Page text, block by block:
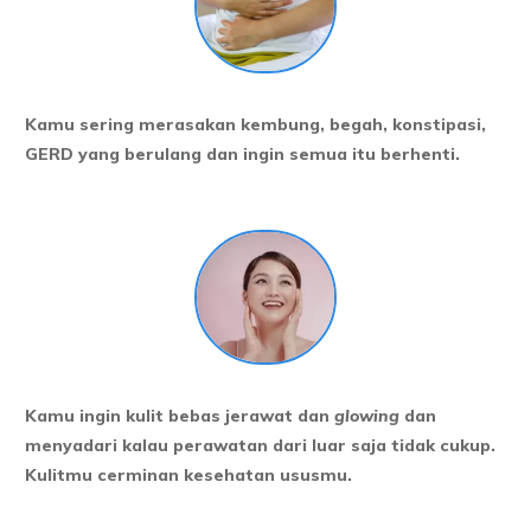
Kamu sering merasakan kembung, begah, konstipasi,
GERD yang berulang dan ingin semua itu berhenti.
Kamu ingin kulit bebas jerawat dan glowing dan
menyadari kalau perawatan dari luar saja tidak cukup.
Kulitmu cerminan kesehatan ususmu.